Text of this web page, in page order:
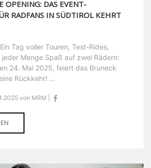
OPENING: DAS EVENT-
RADFANS IN SÜDTIROL KEHRT
Tag voller Touren, Test-Rides,
Menge Spaß auf zwei Rädern:
24. Mai 2025, feiert das Bruneck
Rückkehr! ...
von MRM |